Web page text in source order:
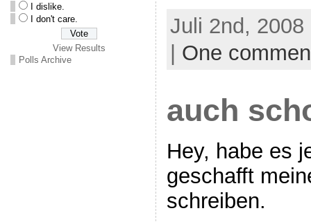
I dislike.
I don't care.
View Results
Polls Archive
Juli 2nd,
| One
auch
Hey, habe es
geschafft
schreiben.